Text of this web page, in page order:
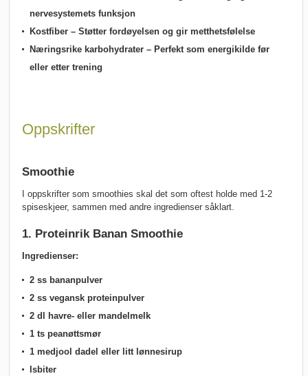
nervesystemets funksjon
Kostfiber – Støtter fordøyelsen og gir metthetsfølelse
Næringsrike karbohydrater – Perfekt som energikilde før
eller etter trening
Oppskrifter
Smoothie
I oppskrifter som smoothies skal det som oftest holde med 1-2
spiseskjeer, sammen med andre ingredienser såklart.
1. Proteinrik Banan Smoothie
Ingredienser:
2 ss bananpulver
2 ss vegansk proteinpulver
2 dl havre- eller mandelmelk
1 ts peanøttsmør
1 medjool dadel eller litt lønnesirup
Isbiter